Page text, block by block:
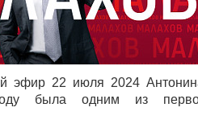
эфир 22 июля 2024
была одним из